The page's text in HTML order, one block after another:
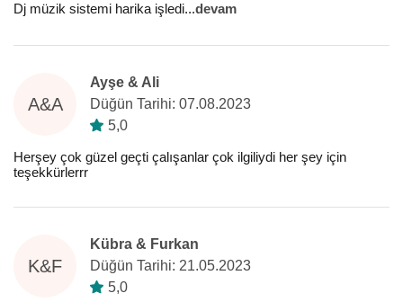
Dj müzik sistemi harika işledi...devam
A&A
Ayşe & Ali
Düğün Tarihi: 07.08.2023
5,0
Herşey çok güzel geçti çalışanlar çok ilgiliydi her şey için
teşekkürlerrr
K&F
Kübra & Furkan
Düğün Tarihi: 21.05.2023
5,0